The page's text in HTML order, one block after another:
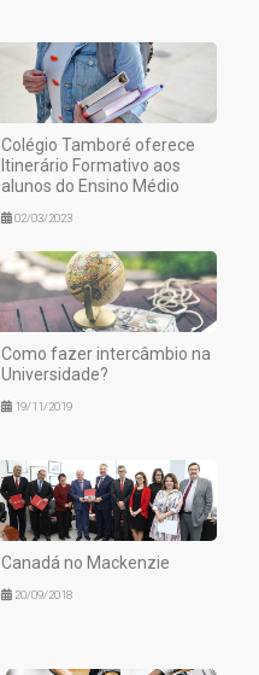
Colégio Tamboré oferece
Itinerário Formativo aos
alunos do Ensino Médio
02/03/2023
Como fazer intercâmbio na
Universidade?
19/11/2019
Canadá no Mackenzie
20/09/2018